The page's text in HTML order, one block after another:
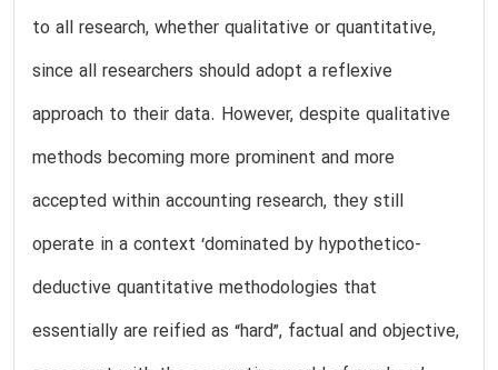
to all research, whether qualitative or quantitative,
since all researchers should adopt a reflexive
approach to their data. However, despite qualitative
methods becoming more prominent and more
accepted within accounting research, they still
operate in a context ‘dominated by hypothetico-
deductive quantitative methodologies that
essentially are reified as “hard”, factual and objective,